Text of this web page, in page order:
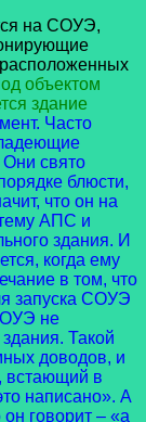
на СОУЭ,
объектом
здание
Часто
свято
блюсти,
что он на
АПС и
здания. И
когда ему
в том, что
запуска СОУЭ
не
Такой
доводов, и
встающий в
написано». А
говорит – «а